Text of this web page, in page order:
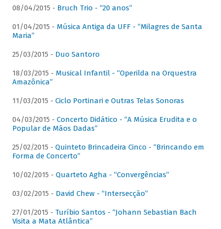
08/04/2015 - Bruch Trio - “20 anos”
01/04/2015 - Música Antiga da UFF - “Milagres de Santa
Maria”
25/03/2015 - Duo Santoro
18/03/2015 - Musical Infantil - “Operilda na Orquestra
Amazônica”
11/03/2015 - Ciclo Portinari e Outras Telas Sonoras
04/03/2015 - Concerto Didático - “A Música Erudita e o
Popular de Mãos Dadas”
25/02/2015 - Quinteto Brincadeira Cinco - “Brincando em
Forma de Concerto”
10/02/2015 - Quarteto Agha - “Convergências”
03/02/2015 - David Chew - “Intersecção”
27/01/2015 - Turíbio Santos - “Johann Sebastian Bach
Visita a Mata Atlântica”